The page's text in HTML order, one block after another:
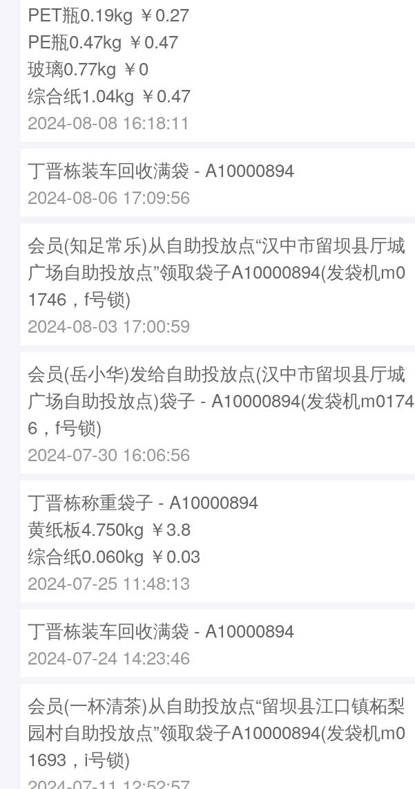
PET瓶0.19kg ￥0.27
PE瓶0.47kg ￥0.47
玻璃0.77kg ￥0
综合纸1.04kg ￥0.47
2024-08-08 16:18:11
丁晋栋装车回收满袋 - A10000894
2024-08-06 17:09:56
会员(知足常乐)从自助投放点“汉中市留坝县厅城
广场自助投放点”领取袋子A10000894(发袋机m0
1746，f号锁)
2024-08-03 17:00:59
会员(岳小华)发给自助投放点(汉中市留坝县厅城
广场自助投放点)袋子 - A10000894(发袋机m0174
6，f号锁)
2024-07-30 16:06:56
丁晋栋称重袋子 - A10000894
黄纸板4.750kg ￥3.8
综合纸0.060kg ￥0.03
2024-07-25 11:48:13
丁晋栋装车回收满袋 - A10000894
2024-07-24 14:23:46
会员(一杯清茶)从自助投放点“留坝县江口镇柘梨
园村自助投放点”领取袋子A10000894(发袋机m0
1693，i号锁)